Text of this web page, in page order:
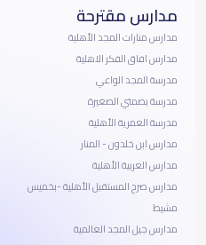
مدارس مقترحة
مدارس منارات المجد الأهلية
مدارس افاق الفكر الاهلية
مدرسة المجد الواعي
مدرسة بصمتي الصغيرة
مدرسة العمرية الأهلية
مدارس ابن خلدون - المنار
مدارس العربية الأهلية
مدارس صرح المستقبل الأهلية -بخميس
مشيط
مدارس جيل المجد العالمية